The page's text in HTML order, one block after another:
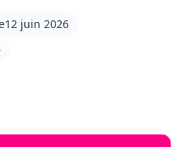
12 juin 2026